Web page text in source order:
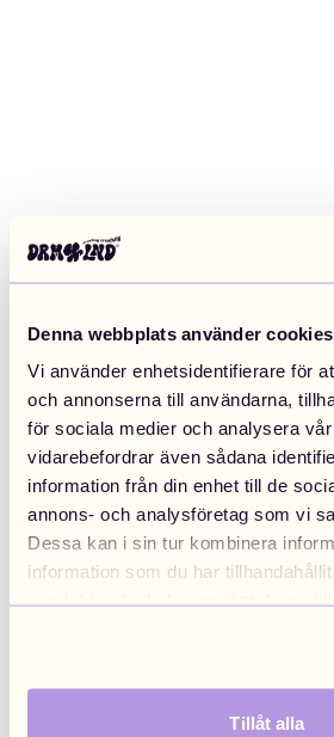
Denna webbplats använder cookies
Vi använder enhetsidentifierare för
och annonserna till användarna,
för sociala medier och analysera
vidarebefordrar även sådana
information från din enhet till de
annons- och analysföretag som vi
Dessa kan i sin tur kombinera
information som du har
samlat in när du har använt deras
Tillåt alla
Application error: a client-side
browser console for more